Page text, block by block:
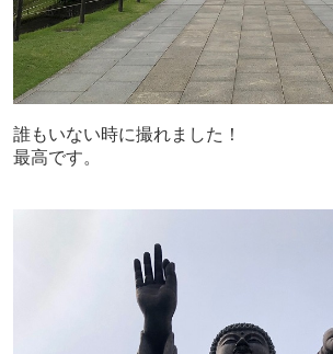
誰もいない時に撮れました！
最高です。